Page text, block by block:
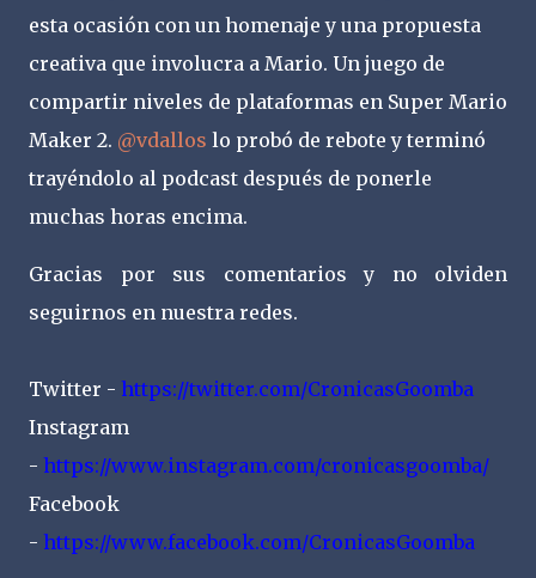
esta ocasión con un homenaje y una propuesta
creativa que involucra a Mario. Un juego de
compartir niveles de plataformas en Super Mario
Maker 2. @vdallos lo probó de rebote y terminó
trayéndolo al podcast después de ponerle
muchas horas encima.
Gracias por sus comentarios y no olviden
seguirnos en nuestra redes.
Twitter - https://twitter.com/CronicasGoomba
Instagram
- https://www.instagram.com/cronicasgoomba/
Facebook
- https://www.facebook.com/CronicasGoomba